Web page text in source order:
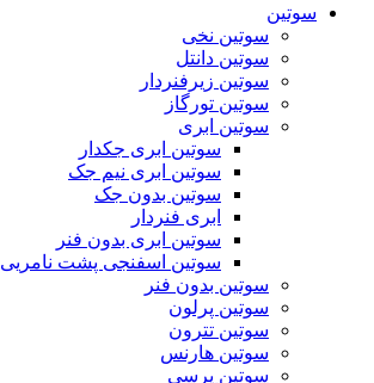
سوتین
سوتین نخی
سوتین دانتل
سوتین زیرفنردار
سوتین تورگاز
سوتین ابری
سوتین ابری جکدار
سوتین ابری نیم جک
سوتین بدون جک
ابری فنردار
سوتین ابری بدون فنر
سوتین اسفنجی پشت نامریی
سوتین بدون فنر
سوتین پرلون
سوتین تترون
سوتین هارنس
سوتین پرسی